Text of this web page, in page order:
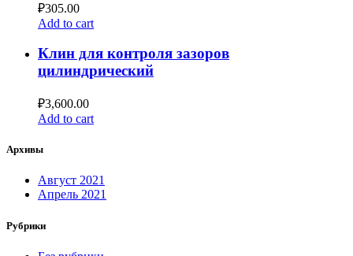
₽305.00
Add to cart
Клин для контроля зазоров
цилиндрический
₽3,600.00
Add to cart
Архивы
Август 2021
Апрель 2021
Рубрики